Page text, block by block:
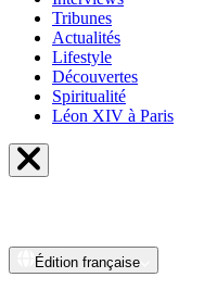
Tribunes
Actualités
Lifestyle
Découvertes
Spiritualité
Léon XIV à Paris
Édition française